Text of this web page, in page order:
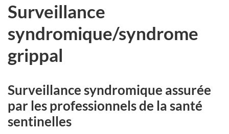
page
1
Surveillance
syndromique/syndrome
grippal
Surveillance syndromique assurée
par les professionnels de la santé
sentinelles